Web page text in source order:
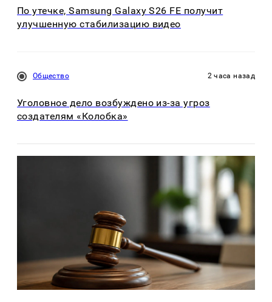
По утечке, Samsung Galaxy S26 FE получит
улучшенную стабилизацию видео
Общество 2 часа назад
Уголовное дело возбуждено из-за угроз
создателям «Колобка»